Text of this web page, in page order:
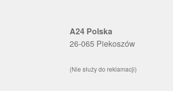
A24 Polska
26-065 Piekoszów
(Nie służy do reklamacji)